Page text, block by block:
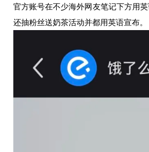
官方账号在不少海外网友笔记下方用
还抽粉丝送奶茶活动并都用英语宣布。